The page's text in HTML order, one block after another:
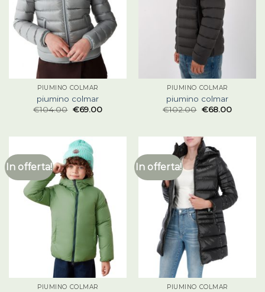
PIUMINO COLMAR
piumino colmar
€104.00 €69.00
PIUMINO COLMAR
piumino colmar
€102.00 €68.00
In offerta!
PIUMINO COLMAR
In offerta!
PIUMINO COLMAR